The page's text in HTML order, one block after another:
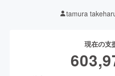
tamura
現在の支